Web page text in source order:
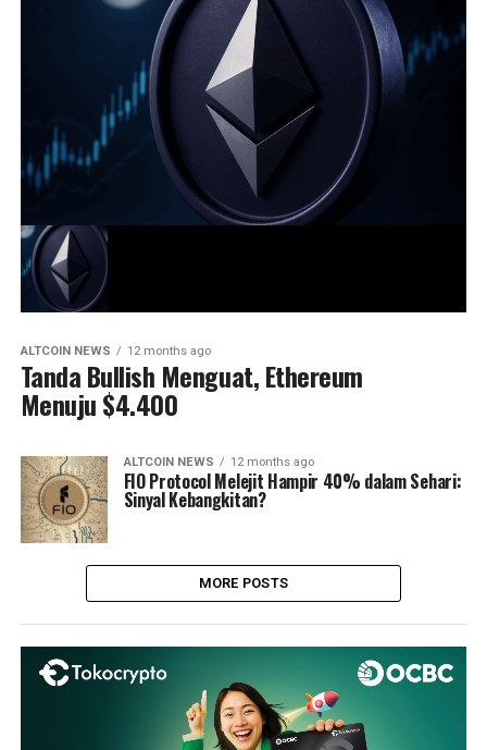
ALTCOIN NEWS 12 months ago
Tanda Bullish Menguat, Ethereum
Menuju $4.400
ALTCOIN NEWS 12 months ago
FIO Protocol Melejit Hampir 40% dalam Sehari:
Sinyal Kebangkitan?
MORE POSTS